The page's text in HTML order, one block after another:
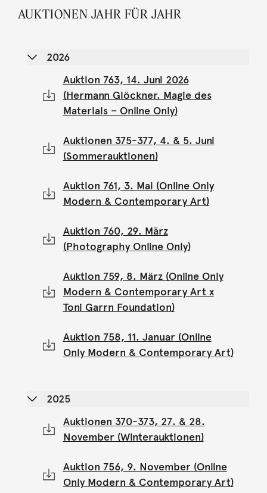
AUKTIONEN JAHR FÜR JAHR
2026
Auktion 763, 14. Juni 2026
(Hermann Glöckner. Magie des
Materials – Online Only)
Auktionen 375-377, 4. & 5. Juni
(Sommerauktionen)
Auktion 761, 3. Mai (Online Only
Modern & Contemporary Art)
Auktion 760, 29. März
(Photography Online Only)
Auktion 759, 8. März (Online Only
Modern & Contemporary Art x
Toni Garrn Foundation)
Auktion 758, 11. Januar (Online
Only Modern & Contemporary Art)
2025
Auktionen 370-373, 27. & 28.
November (Winterauktionen)
Auktion 756, 9. November (Online
Only Modern & Contemporary Art)